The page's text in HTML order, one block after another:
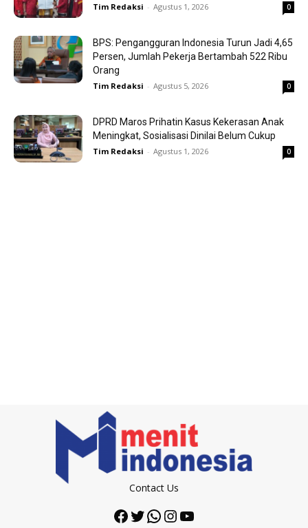
Tim Redaksi - Agustus 1, 2026 0
BPS: Pengangguran Indonesia Turun Jadi 4,65
Persen, Jumlah Pekerja Bertambah 522 Ribu
Orang
Tim Redaksi - Agustus 5, 2026 0
DPRD Maros Prihatin Kasus Kekerasan Anak
Meningkat, Sosialisasi Dinilai Belum Cukup
Tim Redaksi - Agustus 1, 2026 0
Contact Us
Facebook
Twitter
WhatsApp
Instagram
YouTube